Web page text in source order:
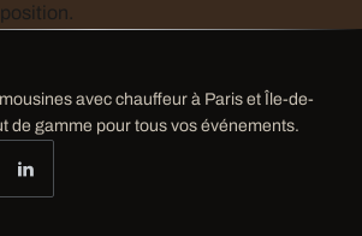
avec chauffeur à Paris et Île-de-
de gamme pour tous vos événements.